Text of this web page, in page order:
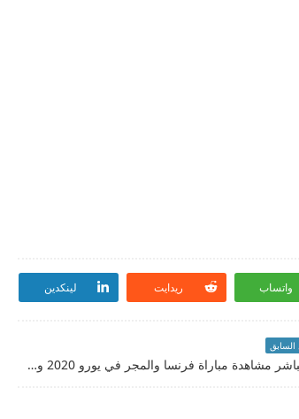
واتساب ريدايت لينكدين
السابق
بث مباشر مشاهدة مباراة فرنسا والمجر في يورو 2020 والقنوات الناقلة